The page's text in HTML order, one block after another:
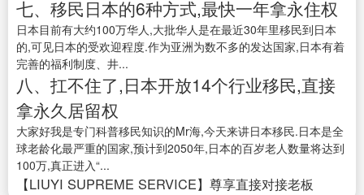
七、移民日本的6种方式,最快一年拿永住权
日本目前有大约100万华人,大批华人是在最近30年里移民到日本
的,可见日本的受欢迎程度.作为亚洲为数不多的发达国家,日本有着
完善的福利制度、井...
八、扛不住了,日本开放14个行业移民,直接
拿永久居留权
大家好我是专门科普移民知识的Mr海,今天来讲日本移民.日本是全
球老龄化最严重的国家,预计到2050年,日本的百岁老人数量将达到
100万,真正进入“...
【LIUYI SUPREME SERVICE】尊享直接对接老板